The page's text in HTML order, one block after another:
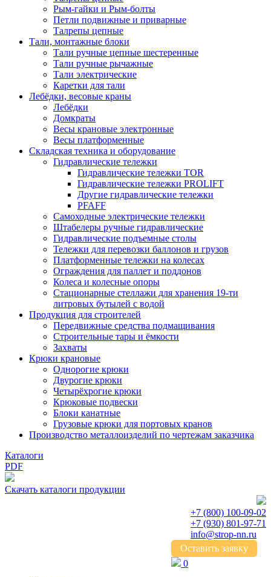
Рым-гайки и Рым-болты
Петли подвижные и приварные
Талрепы цепные
Тали, монтажные блоки
Тали ручные цепные шестеренные
Тали ручные рычажные
Тали электрические
Каретки для тали
Лебёдки, весовые краны
Лебёдки
Домкраты
Весы крановые электронные
Весы платформенные
Складская техника и оборудование
Гидравлические тележки
Гидравлические тележки TOR
Гидравлические тележки PROLIFT
Другие гидравлические тележки
PFAFF
Самоходные электрические тележки
Штабелеры ручные гидравлические
Гидравлические подъемные столы
Тележки для перевозки баллонов и грузов
Платформенные тележки на колесах
Ограждения для паллет и поддонов
Колеса и колесные опоры
Стационарные стеллажи для хранения 19-ти
литровых бутылей с водой
Продукция для строителей
Передвижные средства подмащивания
Строительные тары и ёмкости
Захваты
Крюки крановые
Однорогие крюки
Двурогие крюки
Четырёхрогие крюки
Крюковые подвески
Блоки канатные
Грузовые крюки для портовых кранов
Производство металлоизделий по чертежам заказчика
Каталоги
PDF
Скачать каталоги продукции
+7 (800) 100-09-02
+7 (930) 801-97-71
info@strop-nn.ru
Оставить заявку
0